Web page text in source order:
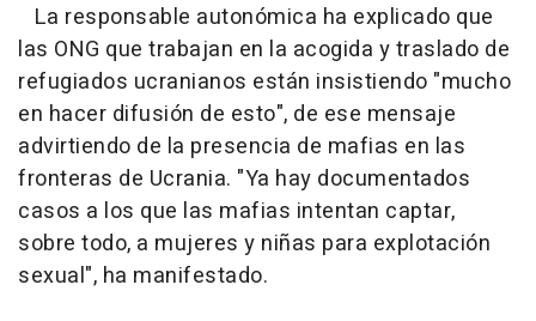
La responsable autonómica ha explicado que
las ONG que trabajan en la acogida y traslado de
refugiados ucranianos están insistiendo "mucho
en hacer difusión de esto", de ese mensaje
advirtiendo de la presencia de mafias en las
fronteras de Ucrania. "Ya hay documentados
casos a los que las mafias intentan captar,
sobre todo, a mujeres y niñas para explotación
sexual", ha manifestado.